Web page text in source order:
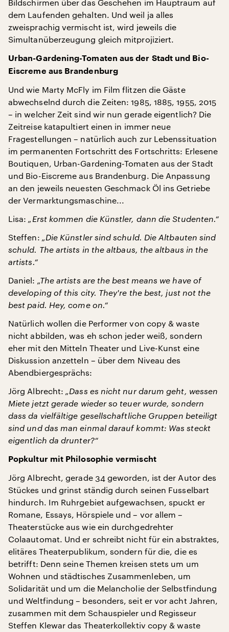
Bildschirmen über das Geschehen im Hauptraum auf
dem Laufenden gehalten. Und weil ja alles
zweisprachig vermischt ist, wird jeweils die
Simultanüberzeugung gleich mitprojiziert.
Urban-Gardening-Tomaten aus der Stadt und Bio-
Eiscreme aus Brandenburg
Und wie Marty McFly im Film flitzen die Gäste
abwechselnd durch die Zeiten: 1985, 1885, 1955, 2015
– in welcher Zeit sind wir nun gerade eigentlich? Die
Zeitreise katapultiert einen in immer neue
Fragestellungen – natürlich auch zur Lebenssituation
im permanenten Fortschritt des Fortschritts: Erlesene
Boutiquen, Urban-Gardening-Tomaten aus der Stadt
und Bio-Eiscreme aus Brandenburg. Die Anpassung
an den jeweils neuesten Geschmack Öl ins Getriebe
der Vermarktungsmaschine...
Lisa: „Erst kommen die Künstler, dann die Studenten.“
Steffen: „Die Künstler sind schuld. Die Altbauten sind
schuld. The artists in the altbaus, the altbaus in the
artists.“
Daniel: „The artists are the best means we have of
developing of this city. They're the best, just not the
best paid. Hey, come on.“
Natürlich wollen die Performer von copy & waste
nicht abbilden, was eh schon jeder weiß, sondern
eher mit den Mitteln Theater und Live-Kunst eine
Diskussion anzetteln – über dem Niveau des
Abendbiergesprächs:
Jörg Albrecht: „Dass es nicht nur darum geht, wessen
Miete jetzt gerade wieder so teuer wurde, sondern
dass da vielfältige gesellschaftliche Gruppen beteiligt
sind und das man einmal darauf kommt: Was steckt
eigentlich da drunter?“
Popkultur mit Philosophie vermischt
Jörg Albrecht, gerade 34 geworden, ist der Autor des
Stückes und grinst ständig durch seinen Fusselbart
hindurch. Im Ruhrgebiet aufgewachsen, spuckt er
Romane, Essays, Hörspiele und – vor allem –
Theaterstücke aus wie ein durchgedrehter
Colaautomat. Und er schreibt nicht für ein abstraktes,
elitäres Theaterpublikum, sondern für die, die es
betrifft: Denn seine Themen kreisen stets um um
Wohnen und städtisches Zusammenleben, um
Solidarität und um die Melancholie der Selbstfindung
und Weltfindung – besonders, seit er vor acht Jahren,
zusammen mit dem Schauspieler und Regisseur
Steffen Klewar das Theaterkollektiv copy & waste